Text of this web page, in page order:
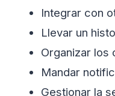
Integrar con
Llevar un
Organizar los
Mandar
Gestionar la